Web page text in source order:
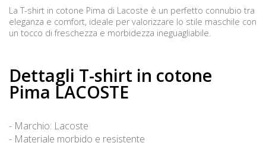
La T-shirt in cotone Pima di Lacoste è un perfetto connubio tra
eleganza e comfort, ideale per valorizzare lo stile maschile con
un tocco di freschezza e morbidezza ineguagliabile.
Dettagli T-shirt in cotone
Pima LACOSTE
- Marchio: Lacoste
- Materiale morbido e resistente